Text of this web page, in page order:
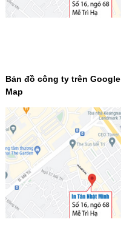
Bản đồ công ty trên Google
Map